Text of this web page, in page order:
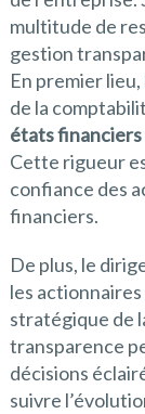
multitude de
gestion
En premier
de la
états financiers
Cette rigueur
confiance des
financiers.
De plus, le
les
stratégique de
transparence
décisions
suivre